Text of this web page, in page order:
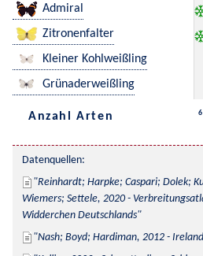
Admiral
Zitronenfalter
Kleiner Kohlweißling
Grünaderweißling
Anzahl Arten 6
Datenquellen:
Reinhardt; Harpke; Caspari; Dolek;
Wiemers; Settele, 2020 -
Widderchen Deutschlands
Nash; Boyd; Hardiman, 2012 -